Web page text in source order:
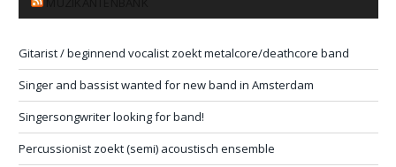
Gitarist / beginnend vocalist zoekt metalcore/deathcore band
Singer and bassist wanted for new band in Amsterdam
Singersongwriter looking for band!
Percussionist zoekt (semi) acoustisch ensemble